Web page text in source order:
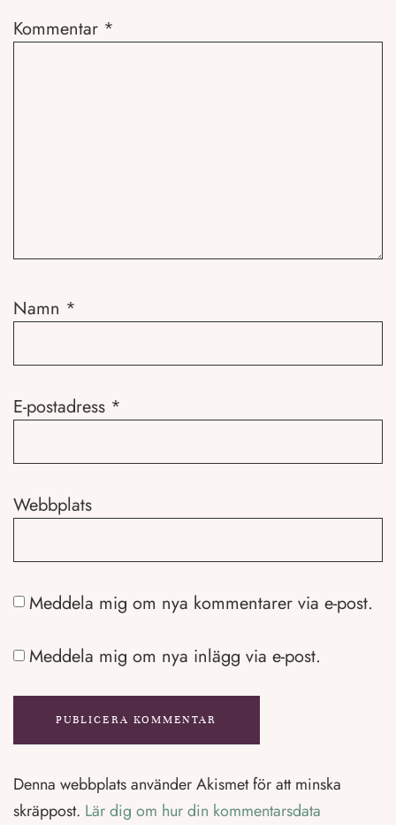
Kommentar *
Namn *
E-postadress *
Webbplats
Meddela mig om nya kommentarer via e-post.
Meddela mig om nya inlägg via e-post.
Denna webbplats använder Akismet för att minska
skräppost. Lär dig om hur din kommentarsdata